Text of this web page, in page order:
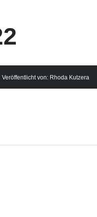
Veröffentlicht von: Rhoda Kutzera